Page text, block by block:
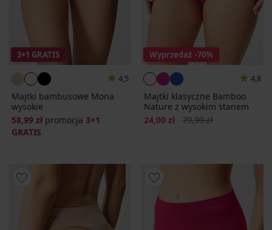
3+1 GRATIS
4,5
Majtki bambusowe Mona
wysokie
58,99 zł promocja 3+1
GRATIS
Wyprzedaż -70%
4,8
Majtki klasyczne Bamboo
Nature z wysokim stanem
Zniżka
24,00 zł Pierwotna cena
79,99 zł